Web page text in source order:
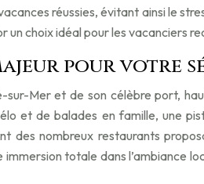
réussies, évitant ainsi le
choix idéal pour les vacanciers
pour votre
Mer et de son célèbre port,
et de balades en famille, une
nombreux restaurants
totale dans l’ambiance